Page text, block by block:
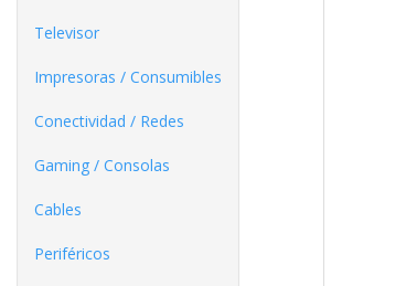
Televisor
Impresoras / Consumibles
Conectividad / Redes
Gaming / Consolas
Cables
Periféricos